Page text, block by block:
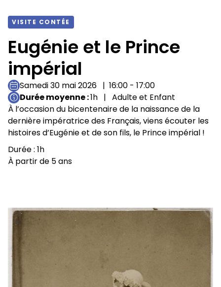
VISITE CONTÉE
Eugénie et le Prince
impérial
Samedi 30 mai 2026
16:00 - 17:00
Durée moyenne 1h
Adulte et Enfant
À l’occasion du bicentenaire de la naissance de la
dernière impératrice des Français, viens écouter les
histoires d’Eugénie et de son fils, le Prince impérial !
Durée : 1h
À partir de 5 ans